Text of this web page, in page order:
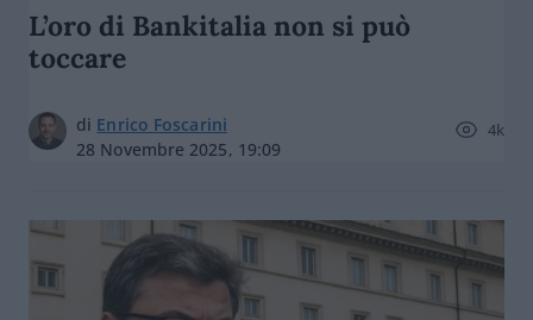
L’oro di Bankitalia non si può
toccare
di Enrico Foscarini
28 Novembre 2025, 19:09
4k